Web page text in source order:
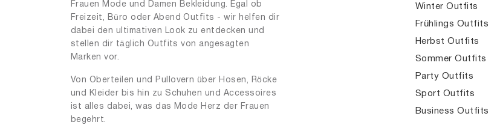
Frauen Mode und Damen Bekleidung. Egal ob
Freizeit, Büro oder Abend Outfits - wir helfen dir
dabei den ultimativen Look zu entdecken und
stellen dir täglich Outfits von angesagten
Marken vor.
Von Oberteilen und Pullovern über Hosen, Röcke
und Kleider bis hin zu Schuhen und Accessoires
ist alles dabei, was das Mode Herz der Frauen
begehrt.
Winter Outfits
Frühlings Outfits
Herbst Outfits
Sommer Outfits
Party Outfits
Sport Outfits
Business Outfits